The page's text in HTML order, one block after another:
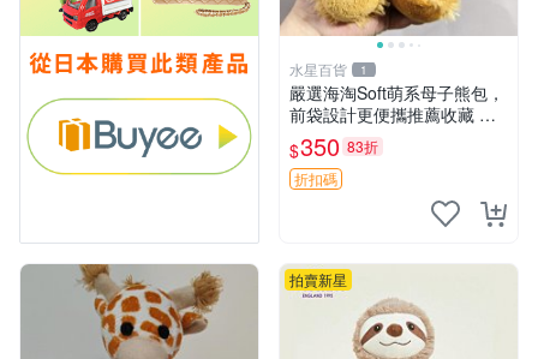
水星百貨 1
嚴選海淘Soft萌系母子熊包，
前袋設計更便攜推薦收藏 母
子熊 軟綿綿 包包
$350 83折
折扣碼
拍賣新星